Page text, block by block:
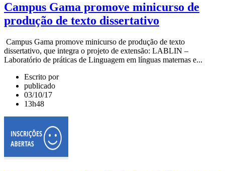
Campus Gama promove minicurso de
produção de texto dissertativo
Campus Gama promove minicurso de produção de texto
dissertativo, que integra o projeto de extensão: LABLIN –
Laboratório de práticas de Linguagem em línguas maternas e...
Escrito por
publicado
03/10/17
13h48